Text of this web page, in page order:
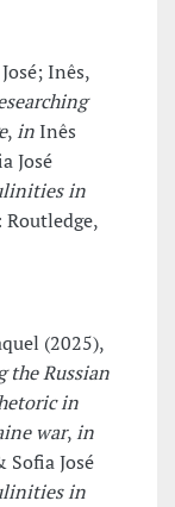
Inês,
,in Inês
José
in
(2025),
the Russian
in
war,in
José
in